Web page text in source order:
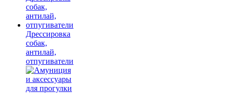
Дрессировка
собак,
антилай,
отпугиватели